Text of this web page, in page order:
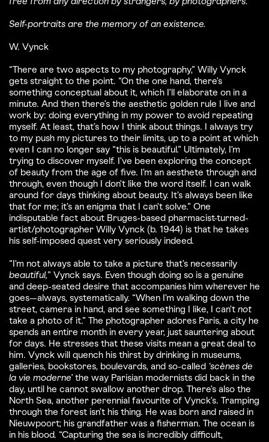
free from any direction by strangers, by photographers.
Self-portraits are the memory of an existence.
W. Vynck
“There are two aspects to my photography,” Willy Vynck
gets straight to the point. “On the one hand, there’s
something conceptual about it, which I’ll elaborate on in a
minute. And then there’s the aesthetic golden rule I live and
work by: doing everything in my power to avoid repeating
myself. At least, that’s how I think about things. I always try
to my push my pictures to their limits, up to a point at which
even I can no longer say “this is beautiful.” Ultimately, I’m
trying to discover myself. I’ve been exploring the concept
of beauty from the age of five. I’m an aesthete through and
through, even though I don’t like the word itself. I can walk
around for days thinking about beauty. It’s always been like
that for me; it’s an enigma that I can’t solve.” One
indisputable fact about Bruges-based pharmacist-turned-
artist/photographer Willy Vynck (b. 1944) is that he takes
his self-imposed quest very seriously indeed.
“I’m not always able to take a picture that’s necessarily
beautiful,” Vynck says. Even though doing so is a genuine
and deep-seated desire that accompanies him wherever he
goes—always, systematically. “When I’m walking down the
street, camera in hand, and see something I like, I can’t not
take a photo of it.” The photographer adores Paris, a city he
spends an entire month in every year, just sauntering about
for days. He stresses that these visits mean a great deal to
him. Vynck will quench his thirst by drinking in museums,
galleries, bookstores, boulevards, and so-called ‘scènes de
la vie moderne’ the way Parisian modernists did back in the
day, until he cannot swallow another drop. There’s also the
North Sea, another perennial favourite of Vynck’s. Tramping
through the forest isn’t his thing. He was born and raised in
Nieuwpoort; his grandfather was a fisherman. The ocean is
in his blood. “Capturing the sea is incredibly difficult,